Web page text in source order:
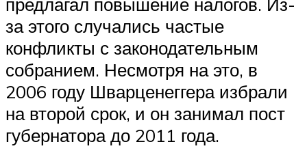
за этого случались частые
конфликты с законодательным
собранием. Несмотря на это, в
2006 году Шварценеггера избрали
на второй срок, и он занимал пост
губернатора до 2011 года.